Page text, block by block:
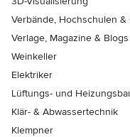
Verbände, Hochschulen &
Verlage, Magazine & Blogs
Weinkeller
Elektriker
Lüftungs- und
Klär- & Abwassertechnik
Klempner